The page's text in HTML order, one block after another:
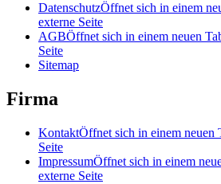
DatenschutzÖffnet sich in einem
externe Seite
AGBÖffnet sich in einem neuen
Seite
Sitemap
Firma
KontaktÖffnet sich in einem neuen
Seite
ImpressumÖffnet sich in einem
externe Seite